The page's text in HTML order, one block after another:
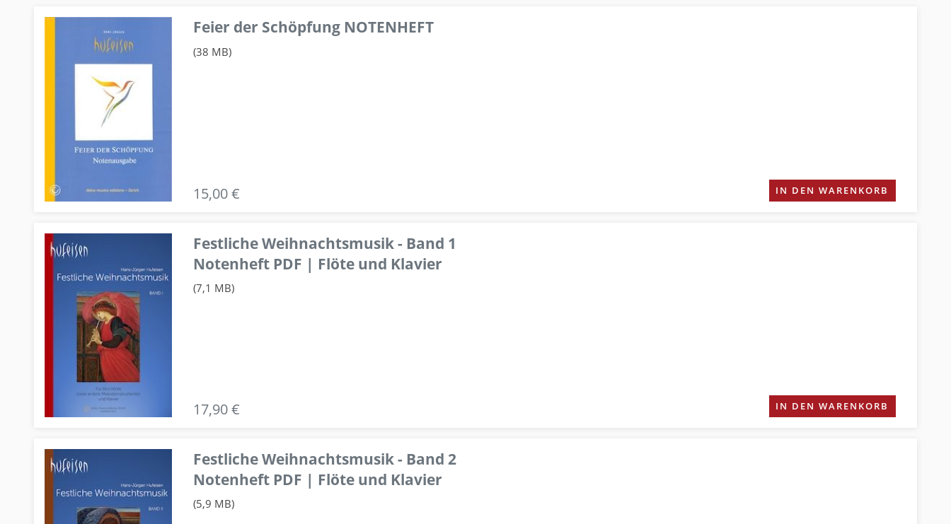
Feier der Schöpfung NOTENHEFT
(38 MB)
15,00 € IN DEN WARENKORB
Festliche Weihnachtsmusik - Band 1
Notenheft PDF | Flöte und Klavier
(7,1 MB)
17,90 € IN DEN WARENKORB
Festliche Weihnachtsmusik - Band 2
Notenheft PDF | Flöte und Klavier
(5,9 MB)